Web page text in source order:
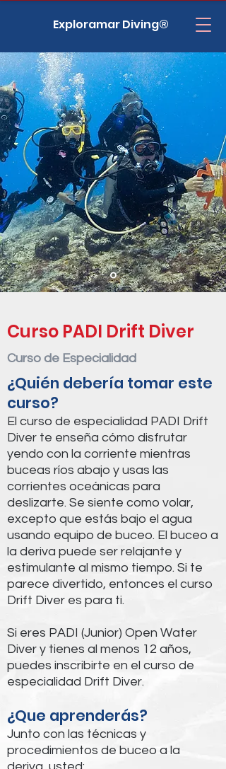
Exploramar Diving®
Curso PADI Drift Diver
Curso de Especialidad
¿Quién debería tomar este
curso?
El curso de especialidad PADI Drift
Diver te enseña cómo disfrutar
yendo con la corriente mientras
buceas ríos abajo y usas las
corrientes oceánicas para
deslizarte. Se siente como volar,
excepto que estás bajo el agua
usando equipo de buceo. El buceo a
la deriva puede ser relajante y
estimulante al mismo tiempo. Si te
parece divertido, entonces el curso
Drift Diver es para ti.
Si eres PADI (Junior) Open Water
Diver y tienes al menos 12 años,
puedes inscribirte en el curso de
especialidad Drift Diver.
¿Que aprenderás?
Junto con las técnicas y
procedimientos de buceo a la